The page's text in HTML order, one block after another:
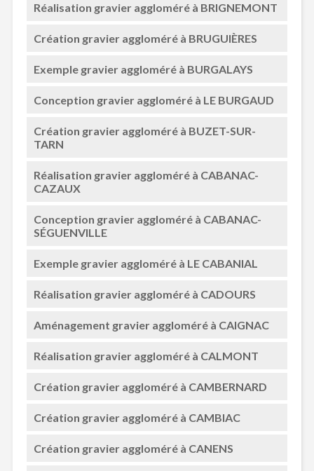
Réalisation gravier aggloméré à BRIGNEMONT
Création gravier aggloméré à BRUGUIÈRES
Exemple gravier aggloméré à BURGALAYS
Conception gravier aggloméré à LE BURGAUD
Création gravier aggloméré à BUZET-SUR-
TARN
Réalisation gravier aggloméré à CABANAC-
CAZAUX
Conception gravier aggloméré à CABANAC-
SÉGUENVILLE
Exemple gravier aggloméré à LE CABANIAL
Réalisation gravier aggloméré à CADOURS
Aménagement gravier aggloméré à CAIGNAC
Réalisation gravier aggloméré à CALMONT
Création gravier aggloméré à CAMBERNARD
Création gravier aggloméré à CAMBIAC
Création gravier aggloméré à CANENS